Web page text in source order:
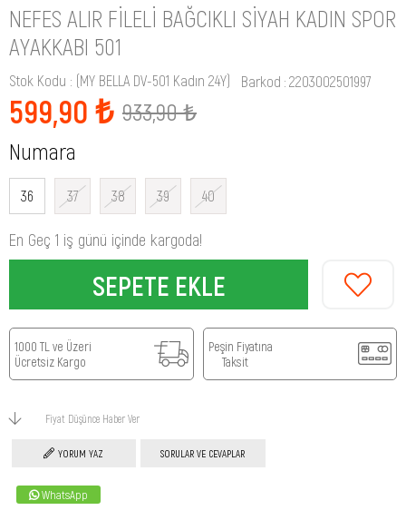
NEFES ALIR FILELI BAĞCIKLI SIYAH KADIN SPOR
AYAKKABI 501
Stok Kodu (MY BELLA DV-501 Kadın 24Y) Barkod : 2203002501997
933,90 ₺
599,90 ₺
Numara
36 37 38 39 40
En Geç 1 iş günü içinde kargoda!
1000 TL ve Üzeri
Ücretsiz Kargo
Peşin Fiyatına
Taksit
Fiyat Düşünce Haber Ver
YORUM YAZ SORULAR VE CEVAPLAR
WhatsApp